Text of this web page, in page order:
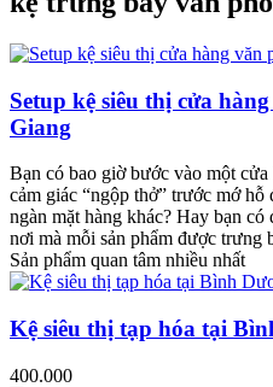
Setup kệ siêu thị cửa
Giang
Bạn có bao giờ bước vào một
cảm giác “ngộp thở” trước mớ
ngàn mặt hàng khác? Hay bạn
nơi mà mỗi sản phẩm được
Sản phẩm quan tâm nhiều nhất
Kệ siêu thị tạp hóa tại
400.000